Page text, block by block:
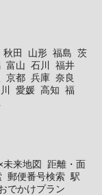
秋田 山形 福島 茨
富山 石川
福井
京都 兵庫 奈良
愛媛 高知 福
未来地図
距離・面
郵便番号検索 駅
でかけプラン